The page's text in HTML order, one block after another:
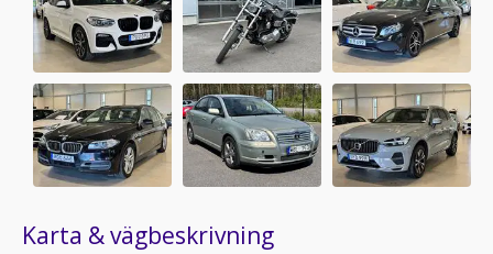
Karta & vägbeskrivning